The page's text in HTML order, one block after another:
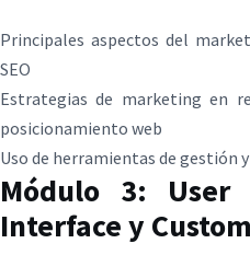
Principales aspectos del
SEO
Estrategias de marketing en
posicionamiento web
Uso de herramientas de gestión
Módulo 3: User
Interface y